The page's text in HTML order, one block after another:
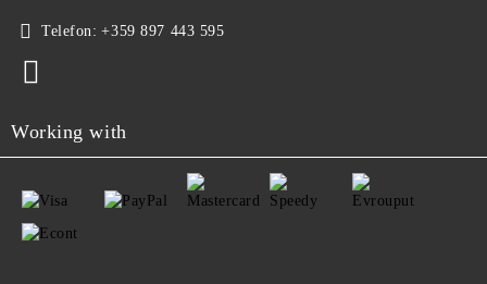
Telefon: +359 897 443 595
Working with